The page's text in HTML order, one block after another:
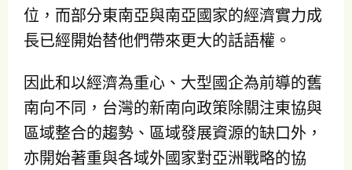
位，而部分東南亞與南亞國家的經濟實力成
長已經開始替他們帶來更大的話語權。
因此和以經濟為重心、大型國企為前導的舊
南向不同，台灣的新南向政策除關注東協與
區域整合的趨勢、區域發展資源的缺口外，
亦開始著重與各域外國家對亞洲戰略的協